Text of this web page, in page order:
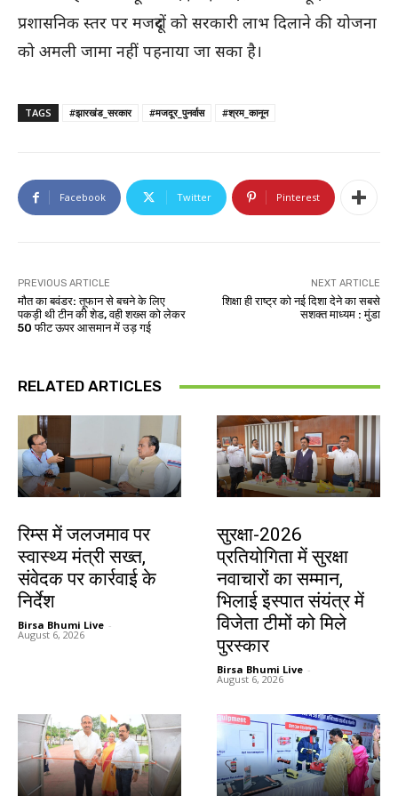
प्रशासनिक स्तर पर मजदूरों को सरकारी लाभ दिलाने की योजना
को अमली जामा नहीं पहनाया जा सका है।
TAGS #झारखंड_सरकार #मजदूर_पुनर्वास #श्रम_कानून
Facebook Twitter Pinterest
PREVIOUS ARTICLE
मौत का बवंडर: तूफान से बचने के लिए
पकड़ी थी टीन की शेड, वही शख्स को लेकर
50 फीट ऊपर आसमान में उड़ गई
NEXT ARTICLE
शिक्षा ही राष्ट्र को नई दिशा देने का सबसे
सशक्त माध्यम : मुंडा
RELATED ARTICLES
रिम्स में जलजमाव पर
स्वास्थ्य मंत्री सख्त,
संवेदक पर कार्रवाई के
निर्देश
Birsa Bhumi Live -
August 6, 2026
सुरक्षा-2026
प्रतियोगिता में सुरक्षा
नवाचारों का सम्मान,
भिलाई इस्पात संयंत्र में
विजेता टीमों को मिले
पुरस्कार
Birsa Bhumi Live -
August 6, 2026